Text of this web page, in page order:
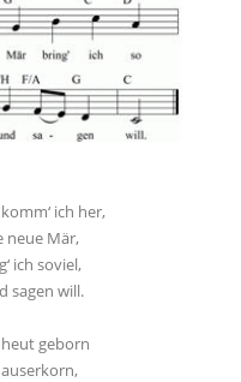
ich her,
neue Mär,
ich soviel,
sagen will.
geborn